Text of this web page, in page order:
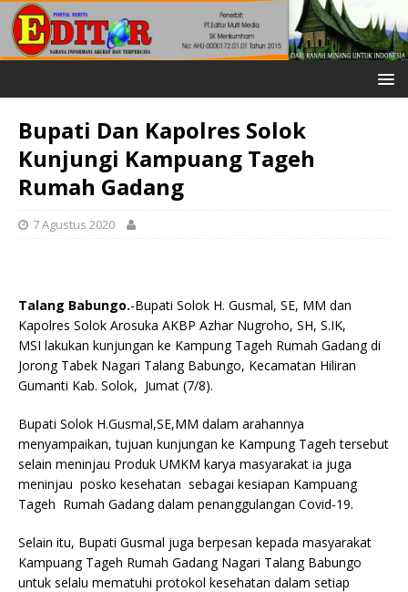
Bupati Dan Kapolres Solok
Kunjungi Kampuang Tageh
Rumah Gadang
7 Agustus 2020
Talang Babungo.-Bupati Solok H. Gusmal, SE, MM dan
Kapolres Solok Arosuka AKBP Azhar Nugroho, SH, S.IK,
MSI lakukan kunjungan ke Kampung Tageh Rumah Gadang di
Jorong Tabek Nagari Talang Babungo, Kecamatan Hiliran
Gumanti Kab. Solok, Jumat (7/8).
Bupati Solok H.Gusmal,SE,MM dalam arahannya
menyampaikan, tujuan kunjungan ke Kampung Tageh tersebut
selain meninjau Produk UMKM karya masyarakat ia juga
meninjau posko kesehatan sebagai kesiapan Kampuang
Tageh Rumah Gadang dalam penanggulangan Covid-19.
Selain itu, Bupati Gusmal juga berpesan kepada masyarakat
Kampuang Tageh Rumah Gadang Nagari Talang Babungo
untuk selalu mematuhi protokol kesehatan dalam setiap